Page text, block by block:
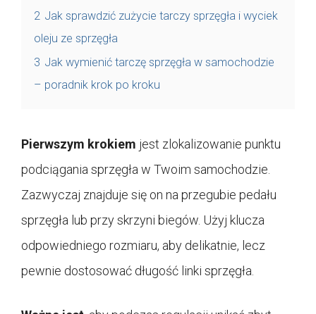
2 Jak sprawdzić zużycie tarczy sprzęgła i wyciek
oleju ze sprzęgła
3 Jak wymienić tarczę sprzęgła w samochodzie
– poradnik krok po kroku
Pierwszym krokiem jest zlokalizowanie punktu
podciągania sprzęgła w Twoim samochodzie.
Zazwyczaj znajduje się on na przegubie pedału
sprzęgła lub przy skrzyni biegów. Użyj klucza
odpowiedniego rozmiaru, aby delikatnie, lecz
pewnie dostosować długość linki sprzęgła.